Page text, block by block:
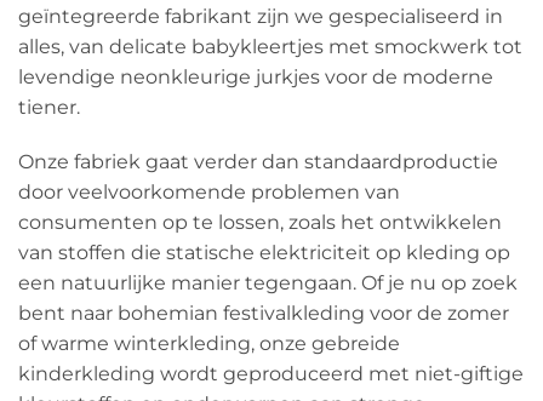
geïntegreerde fabrikant zijn we gespecialiseerd in
alles, van delicate babykleertjes met smockwerk tot
levendige neonkleurige jurkjes voor de moderne
tiener.
Onze fabriek gaat verder dan standaardproductie
door veelvoorkomende problemen van
consumenten op te lossen, zoals het ontwikkelen
van stoffen die statische elektriciteit op kleding op
een natuurlijke manier tegengaan. Of je nu op zoek
bent naar bohemian festivalkleding voor de zomer
of warme winterkleding, onze gebreide
kinderkleding wordt geproduceerd met niet-giftige